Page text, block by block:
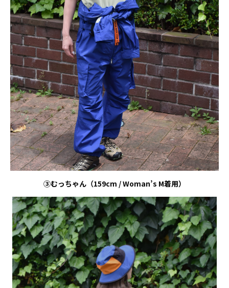
③むっちゃん（159cm / Woman’s M着用）